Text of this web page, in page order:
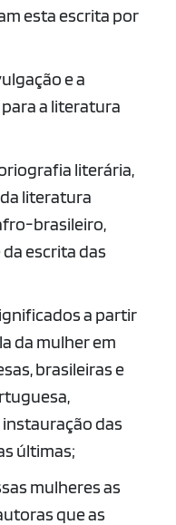
esta escrita por
e a
a literatura
literária,
literatura
brasileiro,
escrita das
a partir
da mulher em
brasileiras e
das
últimas;
mulheres as
que as